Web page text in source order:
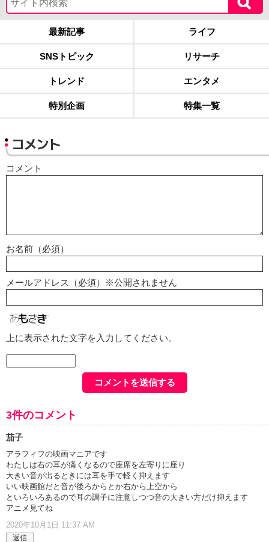
最新記事 ライフ
SNSトピック リサーチ
トレンド エンタメ
特別企画 特集一覧
コメント
コメント
お名前（必須）
メールアドレス（必須）※公開されません
上に表示された文字を入力してください。
3件のコメント
茄子
アラフィフの映画マニアです
わたしは右の耳が痛くなるので座席を左寄りに座り
大きい音が出るときには耳を手で軽く抑えます
いい映画館だと音が後ろからとか右から上空から
といろいろあるので耳の調子に注意しつつ音の大きい方だけ抑えます
アニメ見てね
2020年10月1日 11:37 AM
返信